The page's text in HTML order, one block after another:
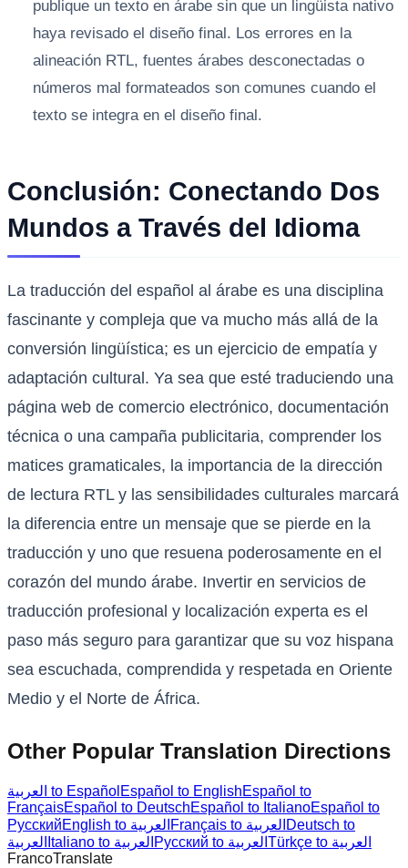
publique un texto en árabe sin que un lingüista nativo
haya revisado el diseño final. Los errores en la
alineación RTL, fuentes árabes desconectadas o
números mal formateados son comunes cuando el
texto se integra en el diseño final.
Conclusión: Conectando Dos
Mundos a Través del Idioma
La traducción del español al árabe es una disciplina
fascinante y compleja que va mucho más allá de la
conversión lingüística; es un ejercicio de empatía y
adaptación cultural. Ya sea que esté traduciendo una
página web de comercio electrónico, documentación
técnica o una campaña publicitaria, comprender los
matices gramaticales, la importancia de la dirección
de lectura RTL y las sensibilidades culturales marcará
la diferencia entre un mensaje que se pierde en la
traducción y uno que resuena poderosamente en el
corazón del mundo árabe. Invertir en servicios de
traducción profesional y localización experta es el
paso más seguro para garantizar que su voz hispana
sea escuchada, comprendida y respetada en Oriente
Medio y el Norte de África.
Other Popular Translation Directions
العربية to Español Español to EnglishEspañol to
FrançaisEspañol to DeutschEspañol to ItalianoEspañol to
Русский
English to العربية Français to العربية Deutsch to
العربية
Italiano to العربية Русский to العربية
Türkçe to العربية
FrancoTranslate